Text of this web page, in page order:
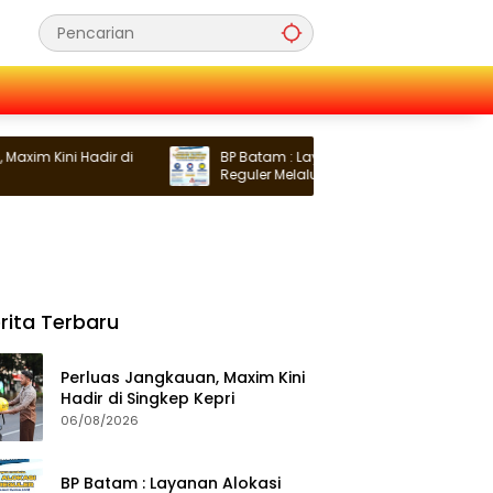
Kini Hadir di
BP Batam : Layanan Alokasi Tanah
Reguler Melalui LMS, Waspadai Penipuan
Atasnama Institusi
Terbaru
Perluas Jangkauan, Maxim Kini
Hadir di Singkep Kepri
06/08/2026
BP Batam : Layanan Alokasi